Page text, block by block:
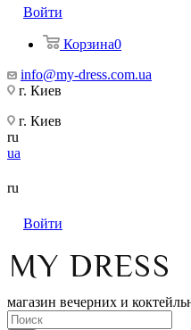
Войти
Корзина0
info@my-dress.com.ua
г. Киев
г. Киев
ru
ua
ru
Войти
магазин вечерних и